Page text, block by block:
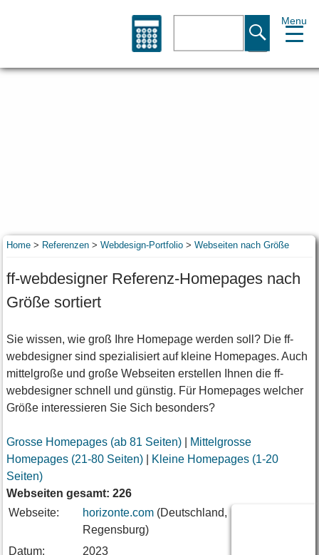
Home> Referenzen> Webdesign-Portfolio> Webseiten nach Größe
ff-webdesigner Referenz-Homepages nach
Größe sortiert
Sie wissen, wie groß Ihre Homepage werden soll? Die ff-
webdesigner sind spezialisiert auf kleine Homepages. Auch
mittelgroße und große Webseiten erstellen Ihnen die ff-
webdesigner schnell und günstig. Für Homepages welcher
Größe interessieren Sie Sich besonders?
Grosse Homepages (ab 81 Seiten)|
Mittelgrosse
Homepages (21-80 Seiten)|
Kleine Homepages (1-20
Seiten)
Webseiten gesamt: 226
Webseite:
horizonte.com(Deutschland,
Regensburg)
Datum:
2023
Menu